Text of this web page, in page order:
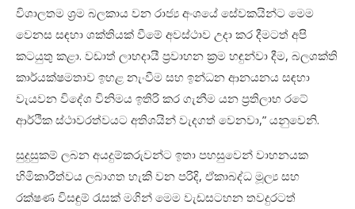
විශාලතම ශ්‍රම බලකාය වන රාජ්‍ය අංශයේ සේවකයින්ට මෙම
වෙනස සඳහා ශක්තියක් වීමේ අවස්ථාව උදා කර දීමටත් අපි
කටයුතු කළා. වඩාත් ලාභදායී ප්‍රවාහන ක්‍රම හඳුන්වා දීම, බලශක්ති
කාර්යක්ෂමතාව ඉහළ නැංවීම සහ ඉන්ධන ආනයනය සඳහා
වැයවන විදේශ විනිමය ඉතිරි කර ගැනීම යන ප්‍රතිලාභ රටේ
ආර්ථික ස්ථාවරත්වයට අතිශයින් වැදගත් වෙනවා,” යනුවෙනි.
සුදුසුකම් ලබන අයදුම්කරුවන්ට ඉතා පහසුවෙන් වාහනයක
හිමිකාරීත්වය ලබාගත හැකි වන පරිදි, ඒකාබද්ධ මූල්‍ය සහ
රක්ෂණ විසඳුම් රැසක් මගින් මෙම වැඩසටහන තවදුරටත්